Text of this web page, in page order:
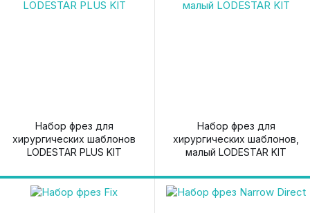
Набор фрез для
хирургических шаблонов
LODESTAR PLUS KIT
Набор фрез для
хирургических шаблонов,
малый LODESTAR KIT